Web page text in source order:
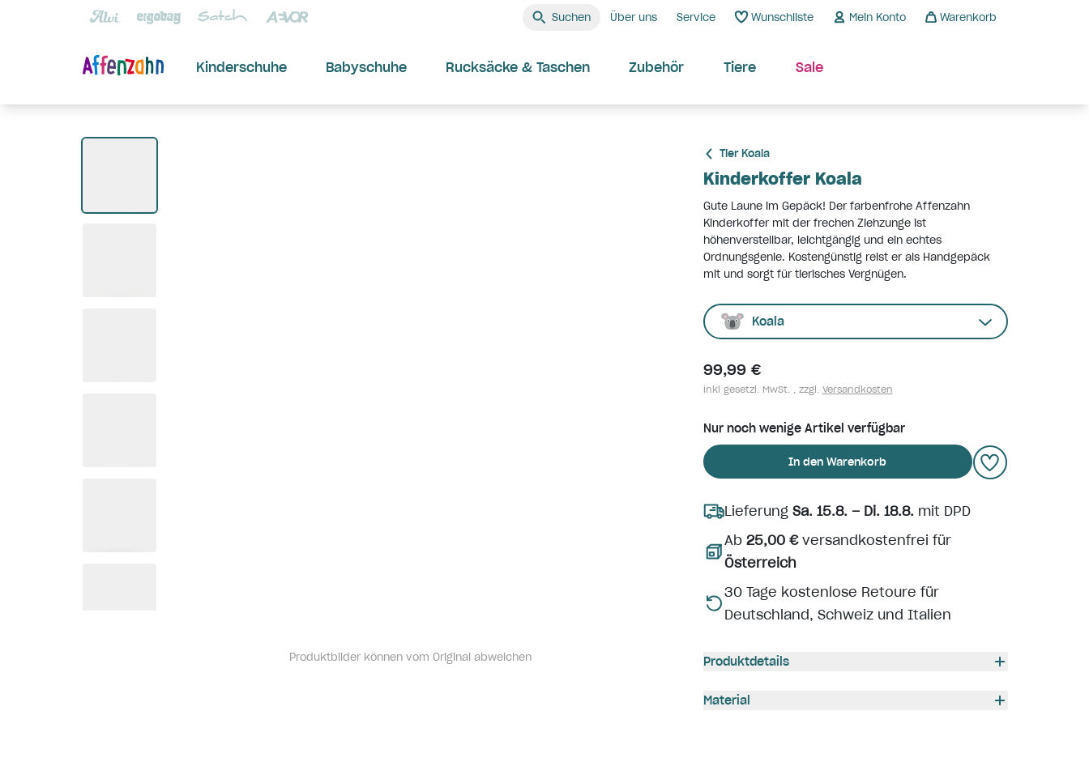
Suchen Über uns Service Wunschliste Mein Konto Warenkorb
Kinderschuhe Babyschuhe Rucksäcke & Taschen Zubehör Tiere Sale
Produktbilder können vom Original abweichen
Tier Koala
Kinderkoffer Koala
Gute Laune im Gepäck! Der farbenfrohe Affenzahn
Kinderkoffer mit der frechen Ziehzunge ist
höhenverstellbar, leichtgängig und ein echtes
Ordnungsgenie. Kostengünstig reist er als Handgepäck
mit und sorgt für tierisches Vergnügen.
Koala
99,99 €
inkl gesetzl. MwSt. , zzgl. Versandkosten
Nur noch wenige Artikel verfügbar
In den Warenkorb
Lieferung Sa. 15.8. – Di. 18.8.mit DPD
Ab 25,00 €versandkostenfrei für
Österreich
30 Tage kostenlose Retoure für
Deutschland, Schweiz und Italien
Produktdetails
Material